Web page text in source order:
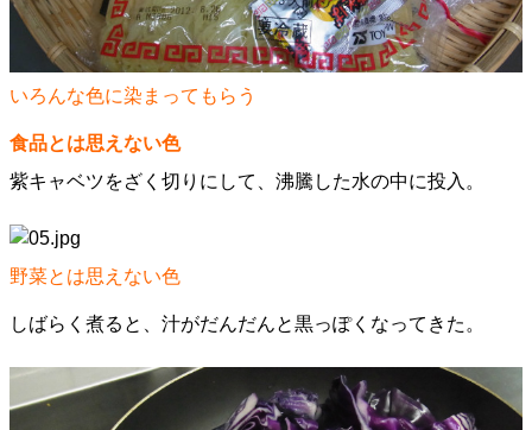
いろんな色に染まってもらう
食品とは思えない色
紫キャベツをざく切りにして、沸騰した水の中に投入。
野菜とは思えない色
しばらく煮ると、汁がだんだんと黒っぽくなってきた。